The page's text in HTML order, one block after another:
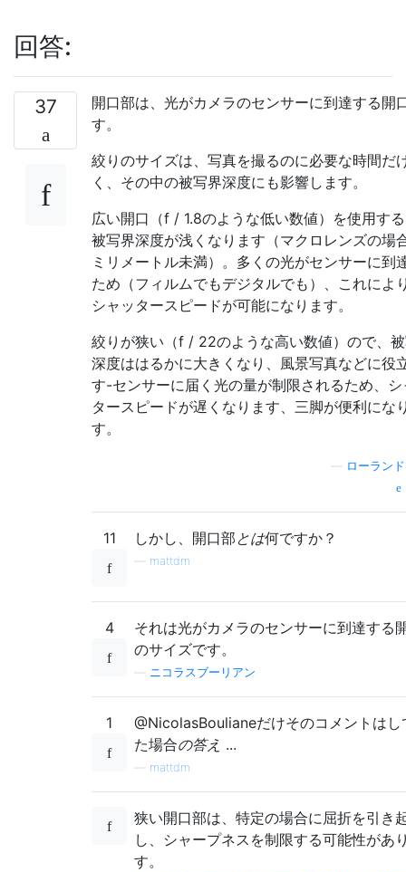
回答:
37
開口部は、光がカメラのセンサーに到達する開
す。
絞りのサイズは、写真を撮るのに必要な時間だ
く、その中の被写界深度にも影響します。
広い開口（f / 1.8のような低い数値）を使用す
被写界深度が浅くなります（マクロレンズの場
ミリメートル未満）。多くの光がセンサーに到
ため（フィルムでもデジタルでも）、これによ
シャッタースピードが可能になります。
絞りが狭い（f / 22のような高い数値）ので、
深度ははるかに大きくなり、風景写真などに役
す-センサーに届く光の量が制限されるため、シ
タースピードが遅くなります、三脚が便利にな
す。
ローラン
11 しかし、開口部 とは何ですか？
mattdm
4
それは光がカメラのセンサーに到達する
のサイズです。
ニコラスブーリアン
1
@NicolasBoulianeだけそのコメントはし
た場合の答え ...
mattdm
狭い開口部は、特定の場合に屈折を引き
し、シャープネスを制限する可能性があ
す。